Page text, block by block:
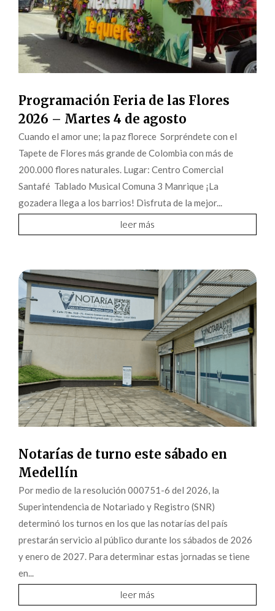
Programación Feria de las Flores
2026 – Martes 4 de agosto
Cuando el amor une; la paz florece Sorpréndete con el
Tapete de Flores más grande de Colombia con más de
200.000 flores naturales. Lugar: Centro Comercial
Santafé Tablado Musical Comuna 3 Manrique ¡La
gozadera llega a los barrios! Disfruta de la mejor...
leer más
Notarías de turno este sábado en
Medellín
Por medio de la resolución 000751-6 del 2026, la
Superintendencia de Notariado y Registro (SNR)
determinó los turnos en los que las notarías del país
prestarán servicio al público durante los sábados de 2026
y enero de 2027. Para determinar estas jornadas se tiene
en...
leer más